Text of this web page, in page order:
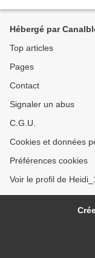
Hébergé par
Top articles
Pages
Contact
Signaler un abus
C.G.U.
Cookies et données
Préférences cookies
Voir le profil de